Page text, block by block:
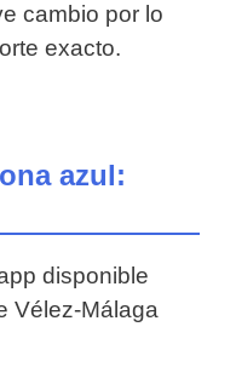
cambio por lo
exacto.
azul:
disponible
Vélez-Málaga